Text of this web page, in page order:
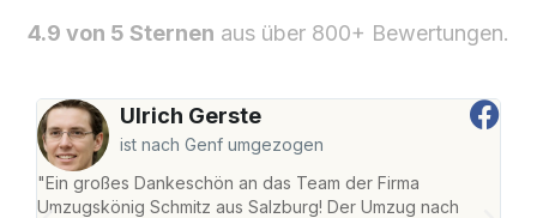
4.9 von 5 Sternen aus über 800+ Bewertungen.
Ulrich Gerste
ist nach Genf umgezogen
"Ein großes Dankeschön an das Team der Firma
Umzugskönig Schmitz aus Salzburg! Der Umzug nach